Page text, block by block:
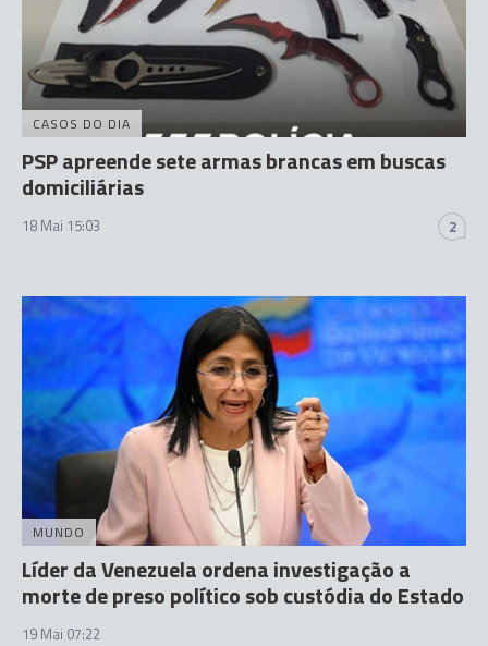
CASOS DO DIA
PSP apreende sete armas brancas em buscas
domiciliárias
18 Mai 15:03 2
MUNDO
Líder da Venezuela ordena investigação a
morte de preso político sob custódia do Estado
19 Mai 07:22